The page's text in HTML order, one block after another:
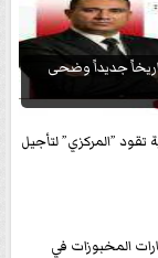
جديداً وضحى
تقود ”المركزي” لتأجيل
المخبوزات في